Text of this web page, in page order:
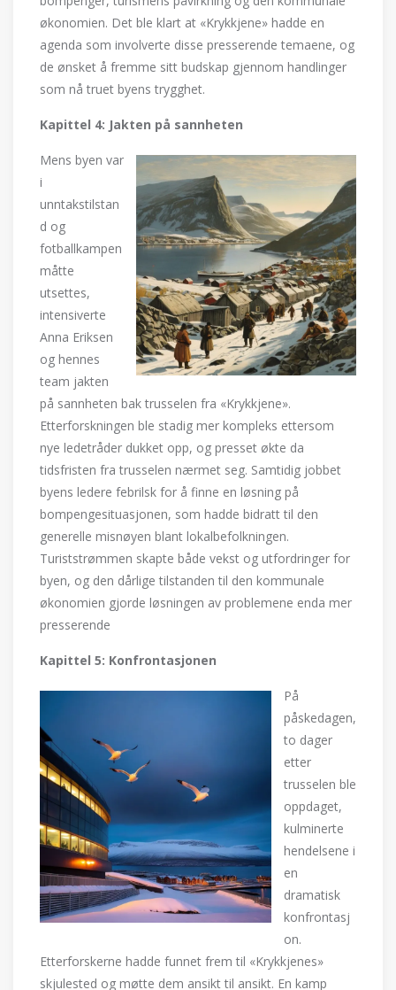
økonomien. Det ble klart at «Krykkjene» hadde en
agenda som involverte disse presserende temaene, og
de ønsket å fremme sitt budskap gjennom handlinger
som nå truet byens trygghet.
Kapittel 4: Jakten på sannheten
Mens byen var
i
unntakstilstan
d og
fotballkampen
måtte
utsettes,
intensiverte
Anna Eriksen
og hennes
team jakten
på sannheten bak trusselen fra «Krykkjene».
Etterforskningen ble stadig mer kompleks ettersom
nye ledetråder dukket opp, og presset økte da
tidsfristen fra trusselen nærmet seg. Samtidig jobbet
byens ledere febrilsk for å finne en løsning på
bompengesituasjonen, som hadde bidratt til den
generelle misnøyen blant lokalbefolkningen.
Turiststrømmen skapte både vekst og utfordringer for
byen, og den dårlige tilstanden til den kommunale
økonomien gjorde løsningen av problemene enda mer
presserende
Kapittel 5: Konfrontasjonen
På
påskedagen,
to dager
etter
trusselen ble
oppdaget,
kulminerte
hendelsene i
en
dramatisk
konfrontasj
on.
Etterforskerne hadde funnet frem til «Krykkjenes»
skjulested og møtte dem ansikt til ansikt. En kamp